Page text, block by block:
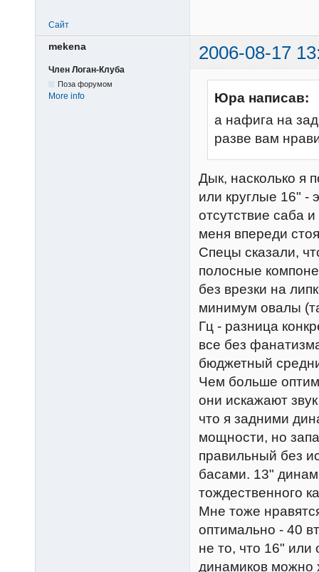
Сайт
mekena 2006-08-17
Член Логан-Клуба
Поза форумом
More info
Юра написав:
а нафига на
разве вам
Дык, насколько я
или круглые 16" -
отсутствие саба
меня впереди
Спецы сказали,
полосные
без врезки на
минимум овалы
Гц - разница
все без
бюджетный
Чем больше
они искажают
что я задними
мощности, но
правильный без
басами. 13"
тождественного
Мне тоже
оптимально - 40
не то, что 16"
динамиков можно